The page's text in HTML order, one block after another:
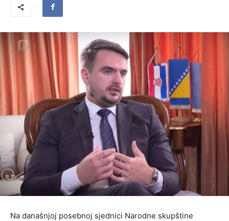
Na današnjoj posebnoj sjednici Narodne skupštine